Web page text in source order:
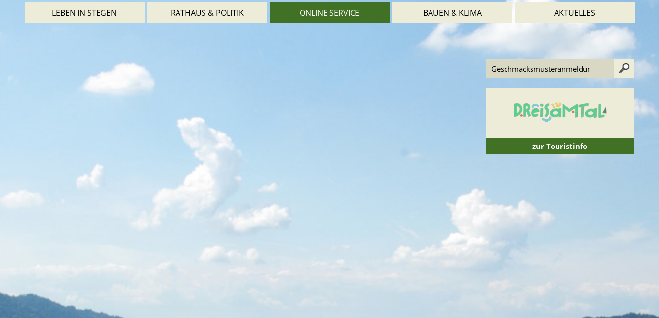
LEBEN IN STEGEN RATHAUS & POLITIK ONLINE SERVICE BAUEN & KLIMA AKTUELLES
zur Touristinfo